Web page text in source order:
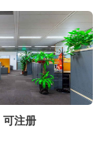
可注册